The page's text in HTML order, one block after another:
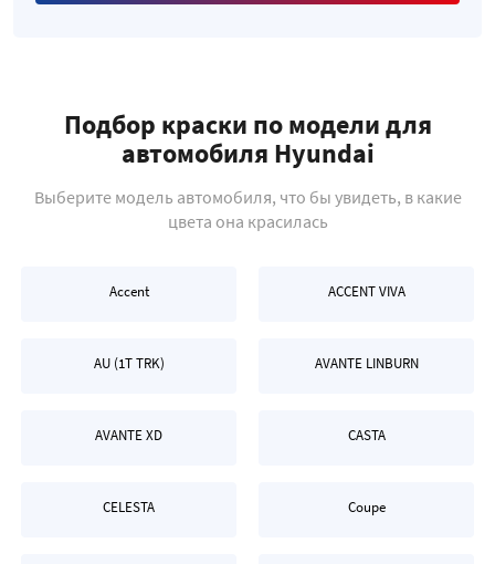
Подбор краски по модели для
автомобиля Hyundai
Выберите модель автомобиля, что бы увидеть, в какие
цвета она красилась
Accent ACCENT VIVA
AU (1T TRK) AVANTE LINBURN
AVANTE XD CASTA
CELESTA Coupe